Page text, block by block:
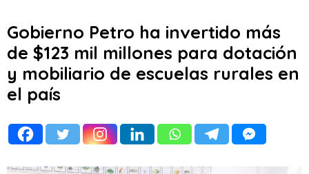
Gobierno Petro ha invertido más
de $123 mil millones para dotación
y mobiliario de escuelas rurales en
el país